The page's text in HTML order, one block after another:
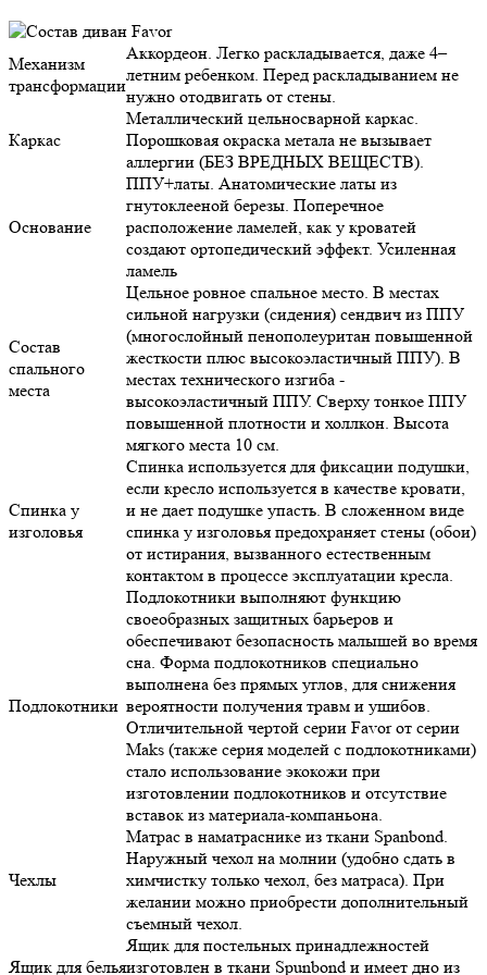
Механизм
трансформации
Аккордеон. Легко раскладывается, даже 4–
летним ребенком. Перед раскладыванием не
нужно отодвигать от стены.
Каркас
Металлический цельносварной каркас.
Порошковая окраска метала не вызывает
аллергии (БЕЗ ВРЕДНЫХ ВЕЩЕСТВ).
Основание
ППУ+латы. Анатомические латы из
гнутоклееной березы. Поперечное расположение
ламелей, как у кроватей создают ортопедический
эффект. Усиленная ламель
спального
места
Цельное ровное спальное место. В местах
сильной нагрузки (сидения) сендвич из ППУ
(многослойный пенополеуритан повышенной
жесткости плюс высокоэластичный ППУ). В
местах технического изгиба - высокоэластичный
ППУ. Сверху тонкое ППУ повышенной
плотности и холлкон. Высота мягкого места 10
см.
изголовья
Спинка используется для фиксации подушки,
если кресло используется в качестве кровати, и
не дает подушке упасть. В сложенном виде
спинка у изголовья предохраняет стены (обои)
от истирания, вызванного естественным
контактом в процессе эксплуатации кресла.
Подлокотники выполняют функцию
своеобразных защитных барьеров и
обеспечивают безопасность малышей во время
сна. Форма подлокотников специально
выполнена без прямых углов, для снижения
вероятности получения травм и ушибов.
Отличительной чертой серии Favor от серии
Maks (также серия моделей с подлокотниками)
стало использование экокожи при изготовлении
подлокотников и отсутствие вставок из
материала-компаньона.
Матрас в наматраснике из ткани Spanbond.
Наружный чехол на молнии (удобно сдать в
химчистку только чехол, без матраса). При
желании можно приобрести дополнительный
съемный чехол.
Ящик для постельных принадлежностей
изготовлен в ткани Spunbond и имеет дно из
ДВП